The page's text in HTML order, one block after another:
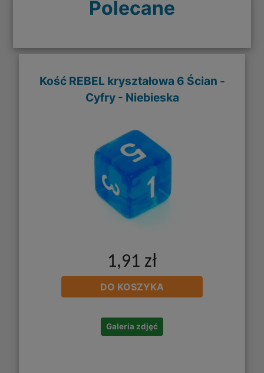
Polecane
Kość REBEL kryształowa 6 Ścian -
Cyfry - Niebieska
1,91 zł
DO KOSZYKA
Galeria zdjęć